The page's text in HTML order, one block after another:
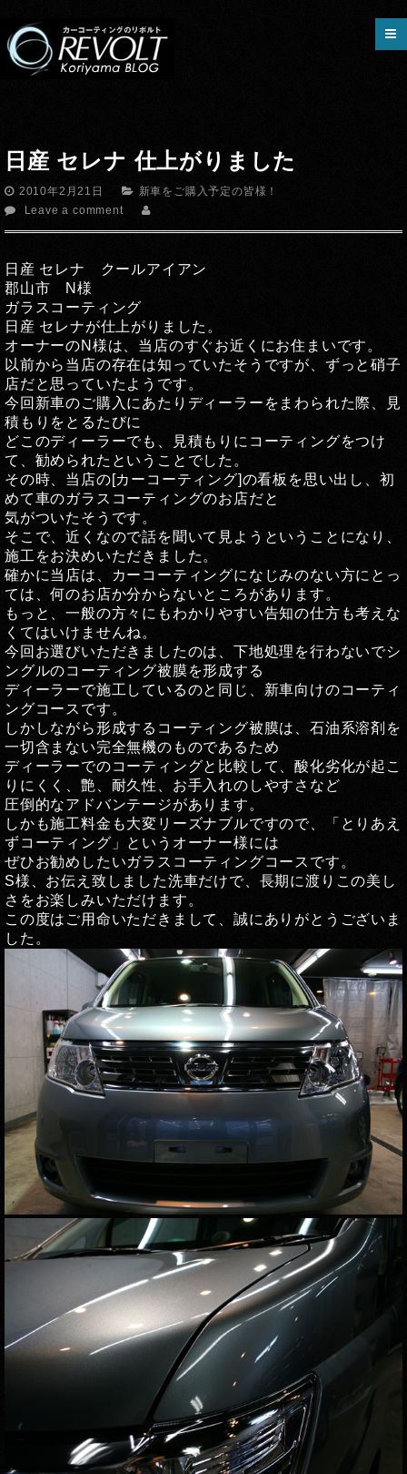
日産 セレナ 仕上がりました
2010年2月21日
新車をご購入予定の皆様！
Leave a comment
日産 セレナ クールアイアン
郡山市 N様
ガラスコーティング
日産 セレナが仕上がりました。
オーナーのN様は、当店のすぐお近くにお住まいです。
以前から当店の存在は知っていたそうですが、ずっと硝子
店だと思っていたようです。
今回新車のご購入にあたりディーラーをまわられた際、見
積もりをとるたびに
どこのディーラーでも、見積もりにコーティングをつけ
て、勧められたということでした。
その時、当店の[カーコーティング]の看板を思い出し、初
めて車のガラスコーティングのお店だと
気がついたそうです。
そこで、近くなので話を聞いて見ようということになり、
施工をお決めいただきました。
確かに当店は、カーコーティングになじみのない方にとっ
ては、何のお店か分からないところがあります。
もっと、一般の方々にもわかりやすい告知の仕方も考えな
くてはいけませんね。
今回お選びいただきましたのは、下地処理を行わないでシ
ングルのコーティング被膜を形成する
ディーラーで施工しているのと同じ、新車向けのコーティ
ングコースです。
しかしながら形成するコーティング被膜は、石油系溶剤を
一切含まない完全無機のものであるため
ディーラーでのコーティングと比較して、酸化劣化が起こ
りにくく、艶、耐久性、お手入れのしやすさなど
圧倒的なアドバンテージがあります。
しかも施工料金も大変リーズナブルですので、「とりあえ
ずコーティング」というオーナー様には
ぜひお勧めしたいガラスコーティングコースです。
S様、お伝え致しました洗車だけで、長期に渡りこの美し
さをお楽しみいただけます。
この度はご用命いただきまして、誠にありがとうございま
した。